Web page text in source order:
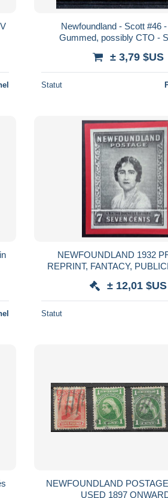
Newfoundland - Scott #46
Gummed, possibly CTO -
± 3,79 $US
Statut
NEWFOUNDLAND 1932 PROOF, ?
REPRINT, FANTACY, PUBLICITY
OF YORK, FACE
± 12,01 $US
Statut
NEWFOUNDLAND
USED 1897